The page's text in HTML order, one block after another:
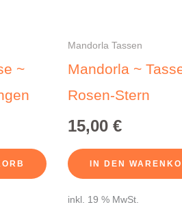
~
Mandorla Tassen
Mandorla ~
Rosen-Stern
15,00 €
IN DEN
inkl. 19 % MwSt.